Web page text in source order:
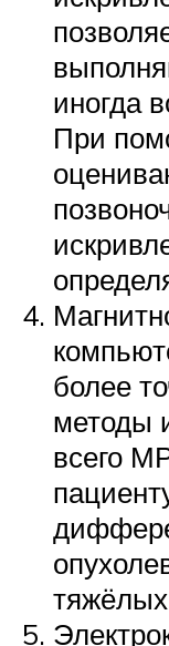
иногда
При
более
методы
всего